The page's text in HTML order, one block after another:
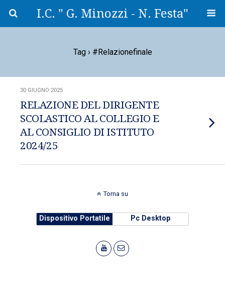
I.C. " G. Minozzi - N. Festa"
Tag › #relazionefinale
30 GIUGNO 2025
RELAZIONE DEL DIRIGENTE
SCOLASTICO AL COLLEGIO E
AL CONSIGLIO DI ISTITUTO
2024/25
Torna su
Dispositivo Portatile Pc Desktop